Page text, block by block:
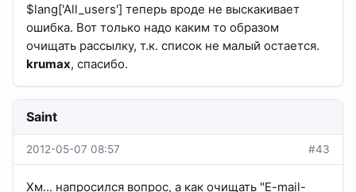
$lang['All_users'] теперь вроде не выскакивает
ошибка. Вот только надо каким то образом
очищать рассылку, т.к. список не малый остается.
krumax, спасибо.
Saint
2012-05-07 08:57 #43
Хм... напросился вопрос, а как очищать "E-mail-